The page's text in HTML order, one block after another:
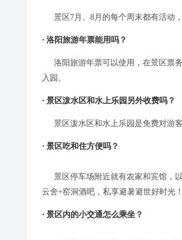
景区7月、8月的每个周末都有活动，
· 洛阳旅游年票能用吗？
洛阳旅游年票可以使用，在景区票
入园。
· 景区泼水区和水上乐园另外收费吗？
景区泼水区和水上乐园是免费对游客
· 景区吃和住方便吗？
景区停车场附近就有农家和宾馆，
云舍+窑洞酒吧，私享避暑避世好时光
· 景区内的小交通怎么乘坐？